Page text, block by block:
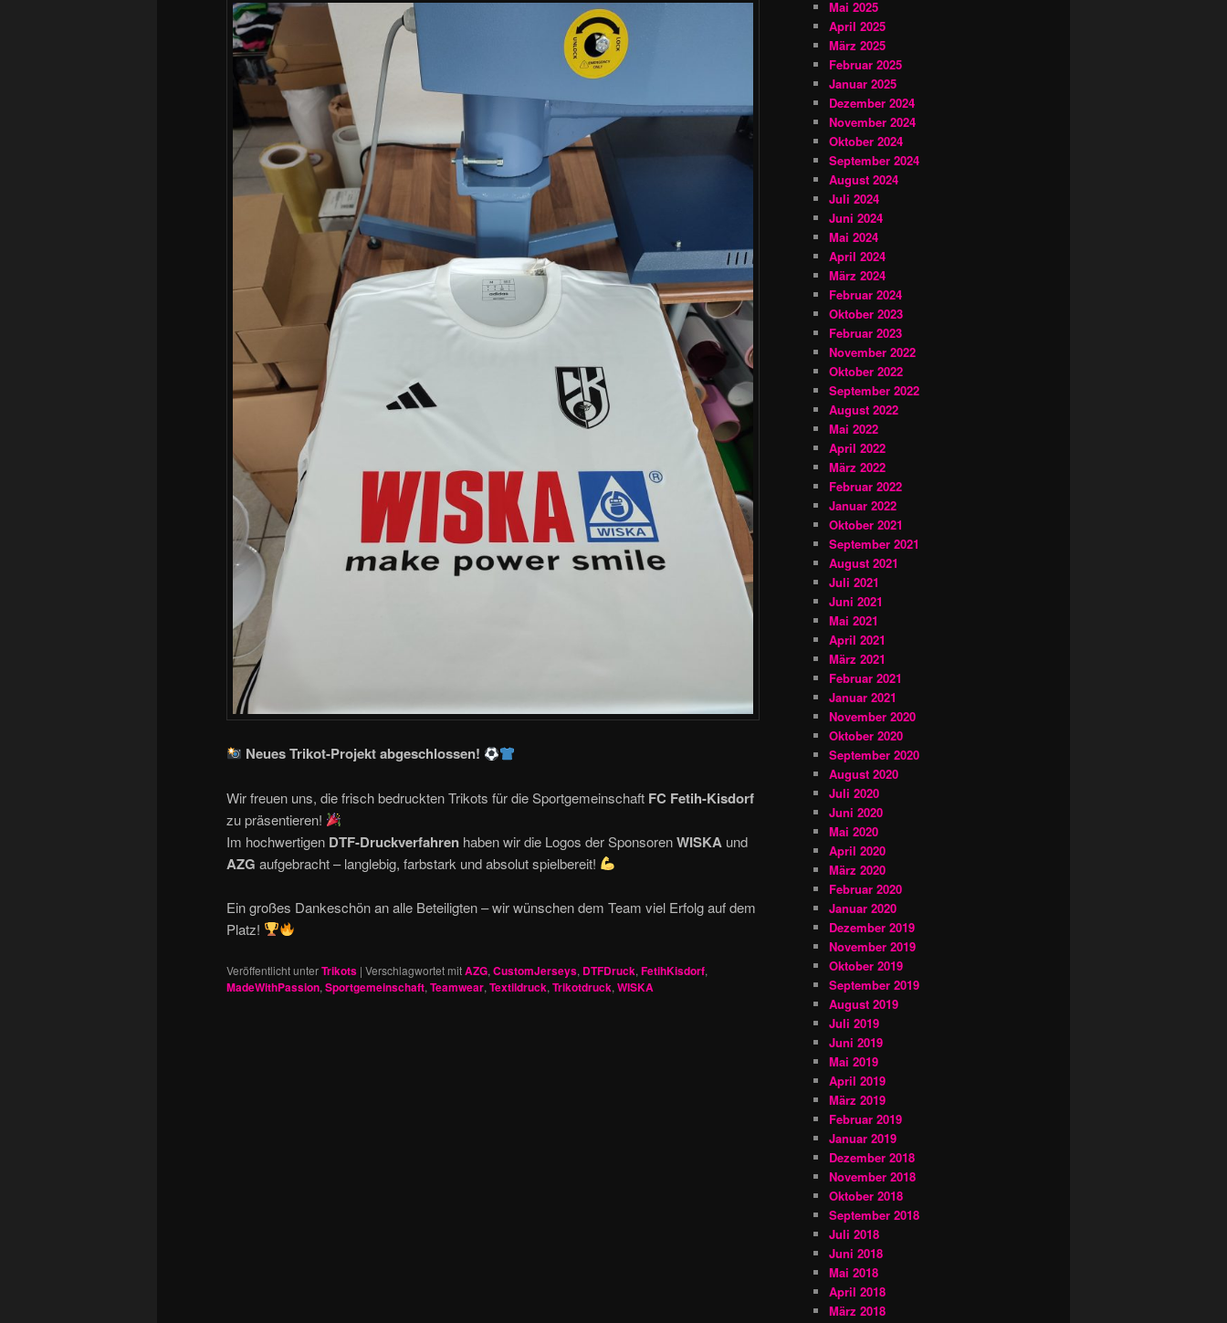
Neues Trikot-Projekt abgeschlossen!
Wir freuen uns, die frisch bedruckten Trikots für die Sportgemeinschaft FC Fetih-Kisdorf
zu präsentieren!
Im hochwertigen DTF-Druckverfahren haben wir die Logos der SponsorenWISKA und
AZG aufgebracht – langlebig, farbstark und absolut spielbereit!
Ein großes Dankeschön an alle Beteiligten – wir wünschen dem Team viel Erfolg auf dem
Platz!
Veröffentlicht unterTrikots | Verschlagwortet mitAZG, CustomJerseys, DTFDruck, FetihKisdorf,
MadeWithPassion, Sportgemeinschaft, Teamwear, Textildruck, Trikotdruck, WISKA
Mai 2025
April 2025
März 2025
Februar 2025
Januar 2025
Dezember 2024
November 2024
Oktober 2024
September 2024
August 2024
Juli 2024
Juni 2024
Mai 2024
April 2024
März 2024
Februar 2024
Oktober 2023
Februar 2023
November 2022
Oktober 2022
September 2022
August 2022
Mai 2022
April 2022
März 2022
Februar 2022
Januar 2022
Oktober 2021
September 2021
August 2021
Juli 2021
Juni 2021
Mai 2021
April 2021
März 2021
Februar 2021
Januar 2021
November 2020
Oktober 2020
September 2020
August 2020
Juli 2020
Juni 2020
Mai 2020
April 2020
März 2020
Februar 2020
Januar 2020
Dezember 2019
November 2019
Oktober 2019
September 2019
August 2019
Juli 2019
Juni 2019
Mai 2019
April 2019
März 2019
Februar 2019
Januar 2019
Dezember 2018
November 2018
Oktober 2018
September 2018
Juli 2018
Juni 2018
Mai 2018
April 2018
März 2018